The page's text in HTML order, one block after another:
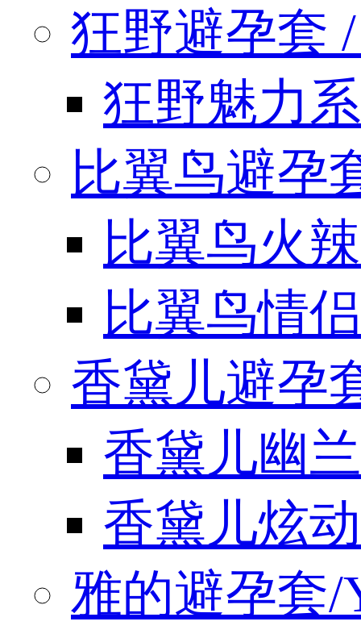
狂野避孕套 /
狂野魅力
比翼鸟避孕
比翼鸟火
比翼鸟情
香黛儿避孕
香黛儿幽
香黛儿炫
雅的避孕套/